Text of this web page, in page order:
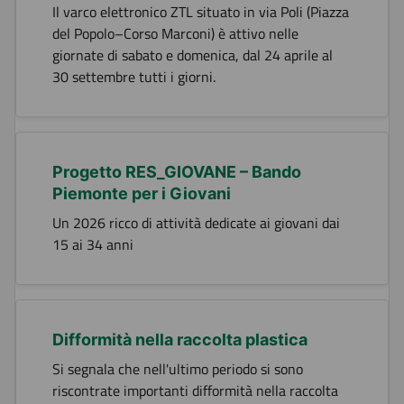
Il varco elettronico ZTL situato in via Poli (Piazza
del Popolo–Corso Marconi) è attivo nelle
giornate di sabato e domenica, dal 24 aprile al
30 settembre tutti i giorni.
Progetto RES_GIOVANE – Bando
Piemonte per i Giovani
Un 2026 ricco di attività dedicate ai giovani dai
15 ai 34 anni
Difformità nella raccolta plastica
Si segnala che nell'ultimo periodo si sono
riscontrate importanti difformità nella raccolta